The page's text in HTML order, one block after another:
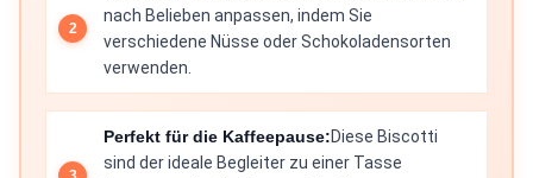
nach Belieben anpassen, indem Sie
verschiedene Nüsse oder Schokoladensorten
verwenden.
Perfekt für die Kaffeepause:Diese Biscotti
sind der ideale Begleiter zu einer Tasse